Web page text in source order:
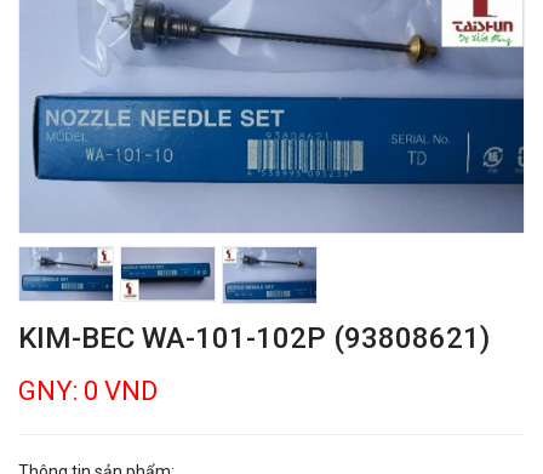
KIM-BEC WA-101-102P (93808621)
GNY: 0 VND